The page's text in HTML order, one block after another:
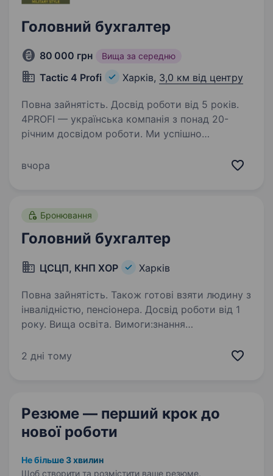
Головний бухгалтер
80 000 грн Вища за середню
Tactic 4 Profi Харків, 3,0 км від центру
Повна зайнятість. Досвід роботи від 5 років.
4PROFI — українська компанія з понад 20-
річним досвідом роботи. Ми успішно
оптовий напрямок, власне виробництво та e-
вчора
Бронювання
Головний бухгалтер
ЦСЦП, КНП ХОР Харків
Повна зайнятість. Також готові взяти людину з
інвалідністю, пенсіонера. Досвід роботи від 1
року. Вища освіта. Вимоги:знання
ініціативність Умови роботи: гарні умови праці.
2 дні тому
Резюме — перший крок до
нової роботи
Не більше 3 хвилин
Щоб створити та розмістити ваше резюме.